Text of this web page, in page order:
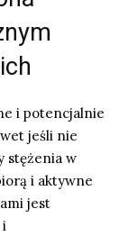
i potencjalnie
jeśli nie
stężenia w
i aktywne
jest
i